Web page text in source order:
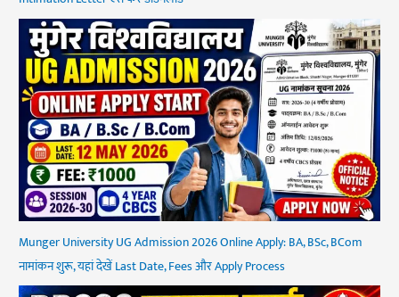
Munger University UG Admission 2026 Online Apply: BA, BSc, BCom
नामांकन शुरू, यहां देखें Last Date, Fees और Apply Process